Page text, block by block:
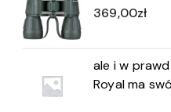
369,00zł
ale i w
Royal ma